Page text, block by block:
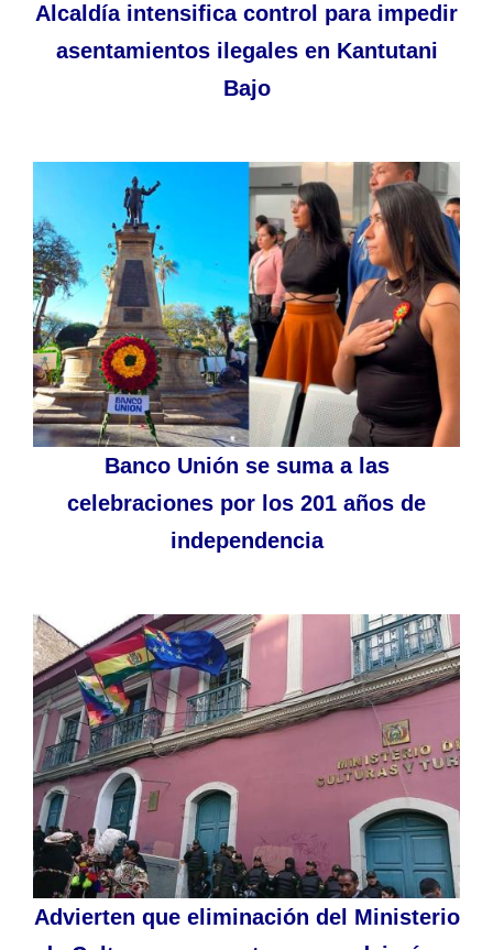
Alcaldía intensifica control para impedir
asentamientos ilegales en Kantutani
Bajo
Banco Unión se suma a las
celebraciones por los 201 años de
independencia
Advierten que eliminación del Ministerio